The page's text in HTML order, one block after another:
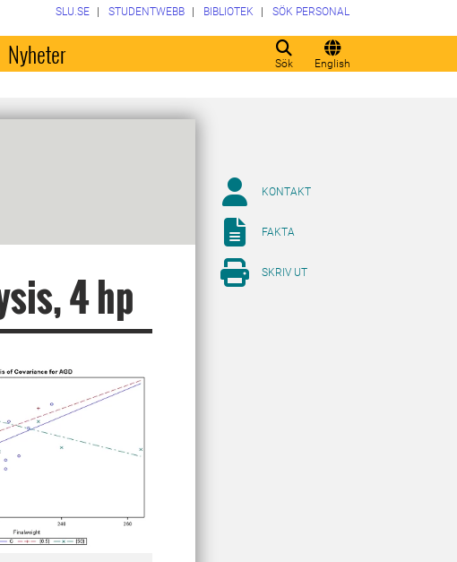
Sök English
SLU.SE STUDENTWEBB BIBLIOTEK SÖK PERSONAL
Nyheter
4 hp
KONTAKT
FAKTA
SKRIV UT